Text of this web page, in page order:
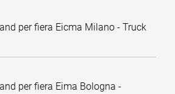
per fiera Eicma Milano - Truck
per fiera Eima Bologna -